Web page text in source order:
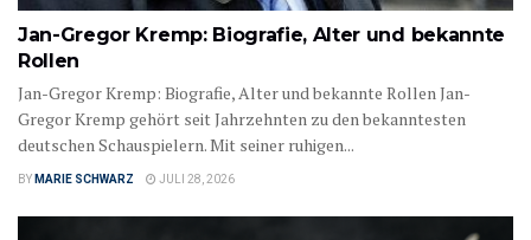
Jan-Gregor Kremp: Biografie, Alter und bekannte
Rollen
Jan-Gregor Kremp: Biografie, Alter und bekannte Rollen Jan-
Gregor Kremp gehört seit Jahrzehnten zu den bekanntesten
deutschen Schauspielern. Mit seiner ruhigen...
BY MARIE SCHWARZ JULI 28, 2026